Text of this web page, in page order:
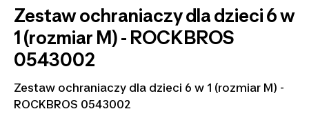
Zestaw ochraniaczy dla dzieci 6 w
1 (rozmiar M) - ROCKBROS
0543002
Zestaw ochraniaczy dla dzieci 6 w 1 (rozmiar M) -
ROCKBROS 0543002